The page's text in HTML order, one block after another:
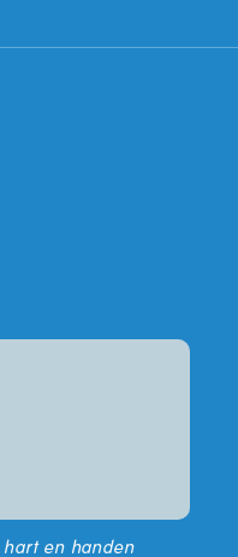
en handen